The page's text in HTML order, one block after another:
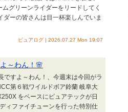
グリーンライダーをリードしてく
ーの皆さんは目一杯楽しんでいま
ピュアログ | 2026.07.27 Mon 19:07
～わん！🌸
ですよ～わん！、今週末は今回がラ
第６戦ワイルドボア鈴蘭 岐阜大
をベースにピュアテックが日
ィファイチューンを行った特別仕